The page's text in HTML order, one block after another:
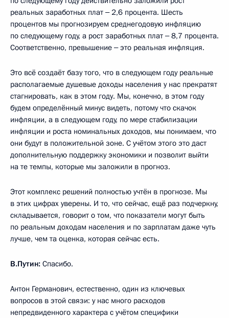
реальных заработных плат ‒ 2,6 процента. Шесть
процентов мы прогнозируем среднегодовую инфляцию
по следующему году, а рост заработных плат ‒ 8,7 процента.
Соответственно, превышение ‒ это реальная инфляция.
Это всё создаёт базу того, что в следующем году реальные
располагаемые душевые доходы населения у нас прекратят
стагнировать, как в этом году. Мы, конечно, в этом году
будем определённый минус видеть, потому что скачок
инфляции, а в следующем году, по мере стабилизации
инфляции и роста номинальных доходов, мы понимаем, что
они будут в положительной зоне. С учётом этого это даст
дополнительную поддержку экономики и позволит выйти
на те темпы, которые мы заложили в прогноз.
Этот комплекс решений полностью учтён в прогнозе. Мы
в этих цифрах уверены. И то, что сейчас, ещё раз подчеркну,
складывается, говорит о том, что показатели могут быть
по реальным доходам населения и по зарплатам даже чуть
лучше, чем та оценка, которая сейчас есть.
В.Путин: Спасибо.
Антон Германович, естественно, один из ключевых
вопросов в этой связи: у нас много расходов
непредвиденного характера с учётом специфики